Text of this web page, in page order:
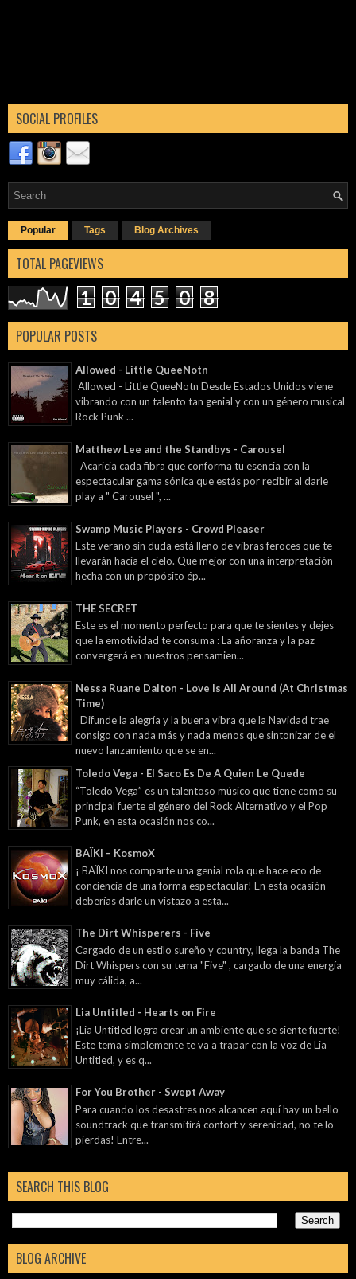
SOCIAL PROFILES
Popular Tags Blog Archives
TOTAL PAGEVIEWS
1 0 4 5 0 8
POPULAR POSTS
Allowed - Little QueeNotn
Allowed - Little QueeNotn Desde Estados Unidos viene
vibrando con un talento tan genial y con un género musical
Rock Punk ...
Matthew Lee and the Standbys - Carousel
Acaricia cada fibra que conforma tu esencia con la
espectacular gama sónica que estás por recibir al darle
play a " Carousel ", ...
Swamp Music Players - Crowd Pleaser
Este verano sin duda está lleno de vibras feroces que te
llevarán hacia el cielo. Que mejor con una interpretación
hecha con un propósito ép...
THE SECRET
Este es el momento perfecto para que te sientes y dejes
que la emotividad te consuma : La añoranza y la paz
convergerá en nuestros pensamien...
Nessa Ruane Dalton - Love Is All Around (At Christmas
Time)
Difunde la alegría y la buena vibra que la Navidad trae
consigo con nada más y nada menos que sintonizar de el
nuevo lanzamiento que se en...
Toledo Vega - El Saco Es De A Quien Le Quede
“Toledo Vega” es un talentoso músico que tiene como su
principal fuerte el género del Rock Alternativo y el Pop
Punk, en esta ocasión nos co...
BAÏKI – KosmoX
¡ BAÏKI nos comparte una genial rola que hace eco de
conciencia de una forma espectacular! En esta ocasión
deberías darle un vistazo a esta...
The Dirt Whisperers - Five
Cargado de un estilo sureño y country, llega la banda The
Dirt Whispers con su tema "Five" , cargado de una energía
muy cálida, a...
Lia Untitled - Hearts on Fire
¡Lia Untitled logra crear un ambiente que se siente fuerte!
Este tema simplemente te va a trapar con la voz de Lia
Untitled, y es q...
For You Brother - Swept Away
Para cuando los desastres nos alcancen aquí hay un bello
soundtrack que transmitirá confort y serenidad, no te lo
pierdas! Entre...
SEARCH THIS BLOG
BLOG ARCHIVE